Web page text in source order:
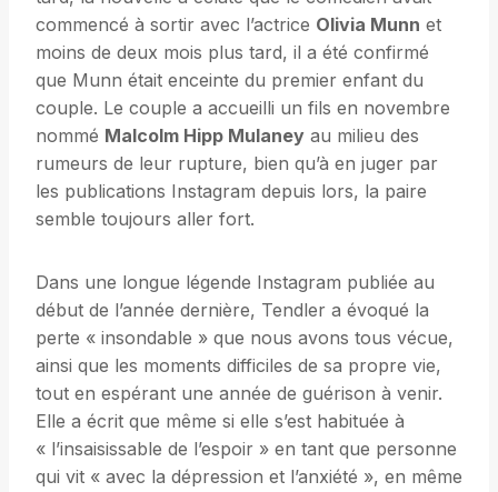
commencé à sortir avec l’actrice Olivia Munn et
moins de deux mois plus tard, il a été confirmé
que Munn était enceinte du premier enfant du
couple. Le couple a accueilli un fils en novembre
nommé Malcolm Hipp Mulaney au milieu des
rumeurs de leur rupture, bien qu’à en juger par
les publications Instagram depuis lors, la paire
semble toujours aller fort.
Dans une longue légende Instagram publiée au
début de l’année dernière, Tendler a évoqué la
perte « insondable » que nous avons tous vécue,
ainsi que les moments difficiles de sa propre vie,
tout en espérant une année de guérison à venir.
Elle a écrit que même si elle s’est habituée à
« l’insaisissable de l’espoir » en tant que personne
qui vit « avec la dépression et l’anxiété », en même